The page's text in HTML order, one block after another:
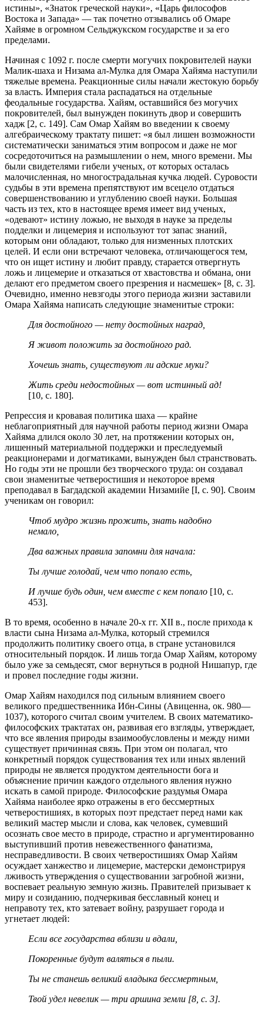
истины», «Знаток греческой науки», «Царь философов
Востока и Запада» — так почетно отзывались об Омаре
Хайяме в огромном Сельджукском государстве и за его
пределами.
Начиная с 1092 г. после смерти могучих покровителей науки
Малик-шаха и Низама ал-Мулка для Омара Хайяма наступили
тяжелые времена. Реакционные силы начали жестокую борьбу
за власть. Империя стала распадаться на отдельные
феодальные государства. Хайям, оставшийся без могучих
покровителей, был вынужден покинуть двор и совершить
хадж [2, с. 149]. Сам Омар Хайям во введении к своему
алгебраическому трактату пишет: «я был лишен возможности
систематически заниматься этим вопросом и даже не мог
сосредоточиться на размышлении о нем, много времени. Мы
были свидетелями гибели ученых, от которых осталась
малочисленная, но многострадальная кучка людей. Суровости
судьбы в эти времена препятствуют им всецело отдаться
совершенствованию и углублению своей науки. Большая
часть из тех, кто в настоящее время имеет вид ученых,
«одевают» истину ложью, не выходя в науке за пределы
подделки и лицемерия и используют тот запас знаний,
которым они обладают, только для низменных плотских
целей. И если они встречают человека, отличающегося тем,
что он ищет истину и любит правду, старается отвергнуть
ложь и лицемерие и отказаться от хвастовства и обмана, они
делают его предметом своего презрения и насмешек» [8, с. 3].
Очевидно, именно невзгоды этого периода жизни заставили
Омара Хайяма написать следующие знаменитые строки:
Для достойного — нету достойных наград,
Я живот положить за достойного рад.
Хочешь знать, существуют ли адские муки?
Жить среди недостойных — вот истинный ад!
[10, с. 180].
Репрессия и кровавая политика шаха — крайне
неблагоприятный для научной работы период жизни Омара
Хайяма длился около 30 лет, на протяжении которых он,
лишенный материальной поддержки и преследуемый
реакционерами и догматиками, вынужден был странствовать.
Но годы эти не прошли без творческого труда: он создавал
свои знаменитые четверостишия и некоторое время
преподавал в Багдадской академии Низамийе [I, с. 90]. Своим
ученикам он говорил:
Чтоб мудро жизнь прожить, знать надобно
немало,
Два важных правила запомни для начала:
Ты лучше голодай, чем что попало есть,
И лучше будь один, чем вместе с кем попало [10, с.
453].
В то время, особенно в начале 20-х гг. XII в., после прихода к
власти сына Низама ал-Мулка, который стремился
продолжить политику своего отца, в стране установился
относительный порядок. И лишь тогда Омар Хайям, которому
было уже за семьдесят, смог вернуться в родной Нишапур, где
и провел последние годы жизни.
Омар Хайям находился под сильным влиянием своего
великого предшественника Ибн-Сины (Авиценна, ок. 980—
1037), которого считал своим учителем. В своих математико-
философских трактатах он, развивая его взгляды, утверждает,
что все явления природы взаимообусловлены и между ними
существует причинная связь. При этом он полагал, что
конкретный порядок существования тех или иных явлений
природы не является продуктом деятельности бога и
объяснение причин каждого отдельного явления нужно
искать в самой природе. Философские раздумья Омара
Хайяма наиболее ярко отражены в его бессмертных
четверостишиях, в которых поэт предстает перед нами как
великий мастер мысли и слова, как человек, сумевший
осознать свое место в природе, страстно и аргументированно
выступивший против невежественного фанатизма,
несправедливости. В своих четверостишиях Омар Хайям
осуждает ханжество и лицемерие, мастерски демонстрируя
лживость утверждения о существовании загробной жизни,
воспевает реальную земную жизнь. Правителей призывает к
миру и созиданию, подчеркивая бесславный конец и
неправоту тех, кто затевает войну, разрушает города и
угнетает людей:
Если все государства вблизи и вдали,
Покоренные будут валяться в пыли.
Ты не станешь великий владыка бессмертным,
Твой удел невелик — три аршина земли [8, с. 3].